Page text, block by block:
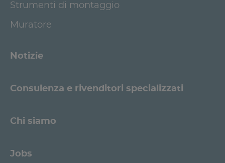
Strumenti di montaggio
Muratore
Notizie
Consulenza e rivenditori specializzati
Chi siamo
Jobs